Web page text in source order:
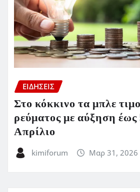
ΕΙΔΗΣΕΙΣ
Στο κόκκινο τα μπλε
ρεύματος με αύξηση έως
Απρίλιο
kimiforum Μαρ 31, 2026